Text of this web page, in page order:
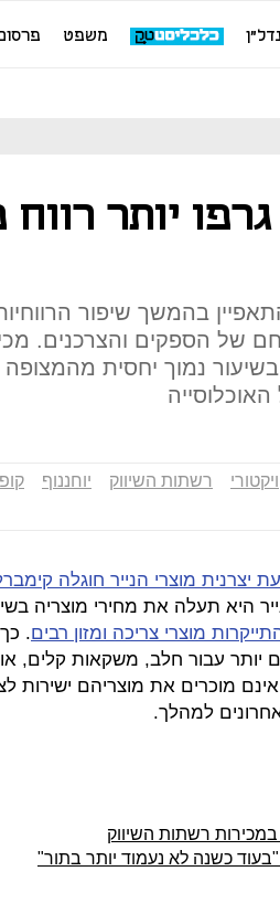
נדל"ן משפט
יותר
בהמשך שיפור
של הספקים והצרכנים.
נמוך יחסית מהמצופה
ויקטורי רשתות השיווק יוחננוף
יצרנית מוצרי הנייר חוגלה
היא תעלה את מחירי מוצריה
מוצרי צריכה ומזון רבים.
עבור חלב, משקאות קלים,
אינם מוכרים את מוצריהם ישירות
למהלך.
רשתות השיווק
כשנה לא נעמוד יותר בתור"